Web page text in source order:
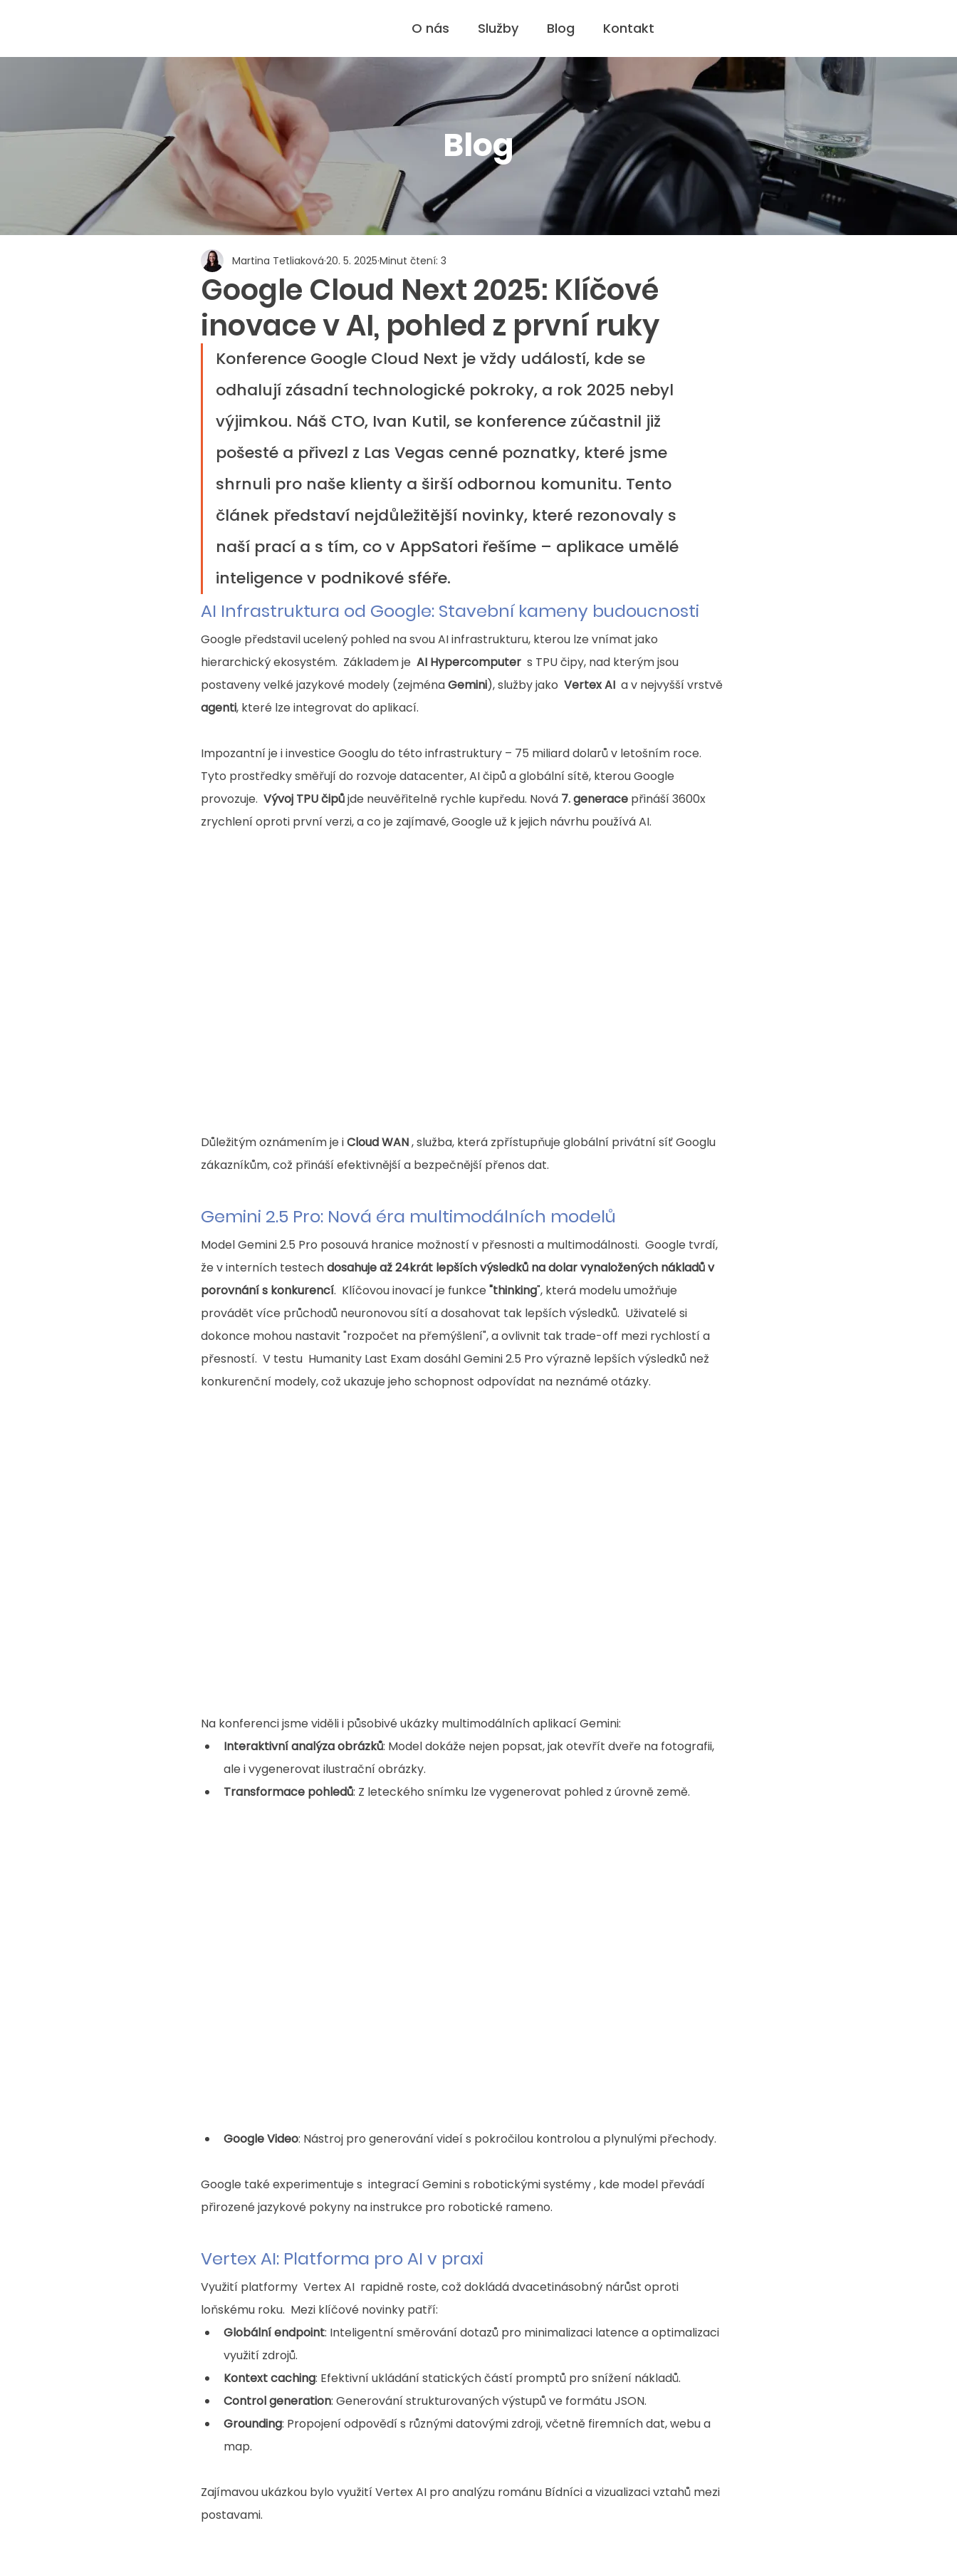
O nás Služby Blog Kontakt
Blog
Google Cloud Next 2025: Klíčové
inovace v AI, pohled z první ruky
Martina Tetliaková 20. 5. 2025 Minut čtení: 3
Konference Google Cloud Next je vždy událostí, kde se
odhalují zásadní technologické pokroky, a rok 2025 nebyl
výjimkou. Náš CTO, Ivan Kutil, se konference zúčastnil již
pošesté a přivezl z Las Vegas cenné poznatky, které jsme
shrnuli pro naše klienty a širší odbornou komunitu. Tento
článek představí nejdůležitější novinky, které rezonovaly s
naší prací a s tím, co v AppSatori řešíme – aplikace umělé
inteligence v podnikové sféře.
AI Infrastruktura od Google: Stavební kameny budoucnosti
Google představil ucelený pohled na svou AI infrastrukturu, kterou lze vnímat jako
hierarchický ekosystém.  Základem je AI Hypercomputer s TPU čipy, nad kterým jsou
postaveny velké jazykové modely (zejména Gemini), služby jako Vertex AI a v nejvyšší vrstvě
agenti, které lze integrovat do aplikací.
Impozantní je i investice Googlu do této infrastruktury – 75 miliard dolarů v letošním roce.
Tyto prostředky směřují do rozvoje datacenter, AI čipů a globální sítě, kterou Google
provozuje. Vývoj TPU čipů jde neuvěřitelně rychle kupředu. Nová 7. generace přináší 3600x
zrychlení oproti první verzi, a co je zajímavé, Google už k jejich návrhu používá AI.
Důležitým oznámením je i Cloud WAN , služba, která zpřístupňuje globální privátní síť Googlu
zákazníkům, což přináší efektivnější a bezpečnější přenos dat.
Gemini 2.5 Pro: Nová éra multimodálních modelů
Model Gemini 2.5 Pro posouvá hranice možností v přesnosti a multimodálnosti.  Google tvrdí,
že v interních testech dosahuje až 24krát lepších výsledků na dolar vynaložených nákladů v
porovnání s konkurencí.  Klíčovou inovací je funkce "thinking", která modelu umožňuje
provádět více průchodů neuronovou sítí a dosahovat tak lepších výsledků.  Uživatelé si
dokonce mohou nastavit "rozpočet na přemýšlení", a ovlivnit tak trade-off mezi rychlostí a
přesností.  V testu  Humanity Last Exam dosáhl Gemini 2.5 Pro výrazně lepších výsledků než
konkurenční modely, což ukazuje jeho schopnost odpovídat na neznámé otázky.
Na konferenci jsme viděli i působivé ukázky multimodálních aplikací Gemini:
Interaktivní analýza obrázků: Model dokáže nejen popsat, jak otevřít dveře na fotografii,
ale i vygenerovat ilustrační obrázky.
Transformace pohledů: Z leteckého snímku lze vygenerovat pohled z úrovně země.
Google Video: Nástroj pro generování videí s pokročilou kontrolou a plynulými přechody.
Google také experimentuje s  integrací Gemini s robotickými systémy , kde model převádí
přirozené jazykové pokyny na instrukce pro robotické rameno.
Vertex AI: Platforma pro AI v praxi
Využití platformy  Vertex AI  rapidně roste, což dokládá dvacetinásobný nárůst oproti
loňskému roku.  Mezi klíčové novinky patří:
Globální endpoint: Inteligentní směrování dotazů pro minimalizaci latence a optimalizaci
využití zdrojů.
Kontext caching: Efektivní ukládání statických částí promptů pro snížení nákladů.
Control generation: Generování strukturovaných výstupů ve formátu JSON.
Grounding: Propojení odpovědí s různými datovými zdroji, včetně firemních dat, webu a
map.
Zajímavou ukázkou bylo využití Vertex AI pro analýzu románu Bídníci a vizualizaci vztahů mezi
postavami.